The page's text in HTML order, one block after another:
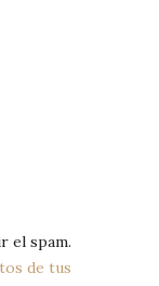
el spam.
de tus